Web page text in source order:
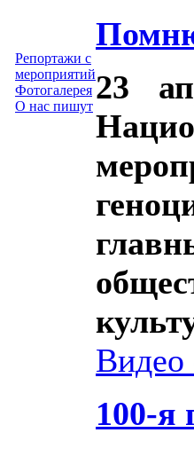
Репортажи с
мероприятий
Фотогалерея
О нас пишут
23
Видео
100-я